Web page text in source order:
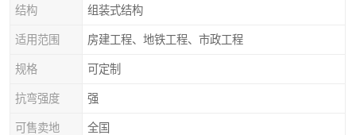
结构 组装式结构
适用范围 房建工程、地铁工程、市政工程
规格 可定制
抗弯强度 强
可售卖地 全国